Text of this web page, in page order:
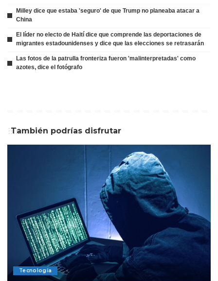
Milley dice que estaba 'seguro' de que Trump no planeaba atacar a
China
El líder no electo de Haití dice que comprende las deportaciones de
migrantes estadounidenses y dice que las elecciones se retrasarán
Las fotos de la patrulla fronteriza fueron 'malinterpretadas' como
azotes, dice el fotógrafo
También podrías disfrutar
Tecnología